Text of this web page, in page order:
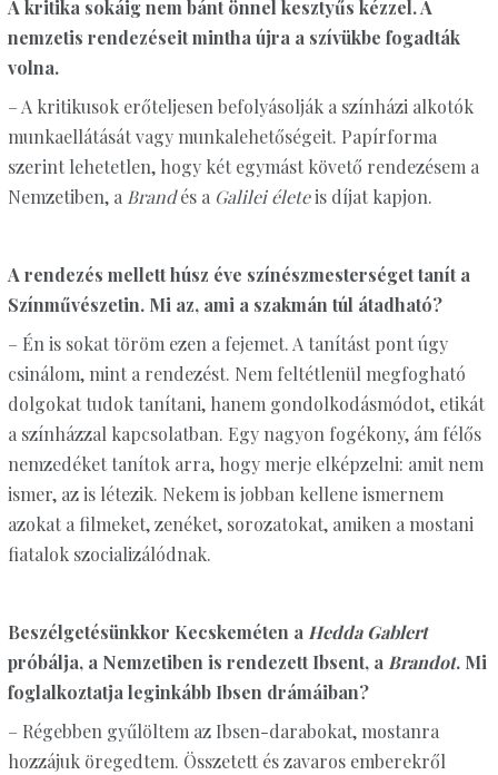
A kritika sokáig nem bánt önnel kesztyűs kézzel. A
nemzetis rendezéseit mintha újra a szívükbe fogadták
volna.
– A kritikusok erőteljesen befolyásolják a színházi alkotók
munkaellátását vagy munkalehetőségeit. Papírforma
szerint lehetetlen, hogy két egymást követő rendezésem a
Nemzetiben, a Brandés a Galilei életeis díjat kapjon.
A rendezés mellett húsz éve színészmesterséget tanít a
Színművészetin. Mi az, ami a szakmán túl átadható?
– Én is sokat töröm ezen a fejemet. A tanítást pont úgy
csinálom, mint a rendezést. Nem feltétlenül megfogható
dolgokat tudok tanítani, hanem gondolkodásmódot, etikát
a színházzal kapcsolatban. Egy nagyon fogékony, ám félős
nemzedéket tanítok arra, hogy merje elképzelni: amit nem
ismer, az is létezik. Nekem is jobban kellene ismernem
azokat a filmeket, zenéket, sorozatokat, amiken a mostani
fiatalok szocializálódnak.
Beszélgetésünkkor Kecskeméten a Hedda Gablert
próbálja, a Nemzetiben is rendezett Ibsent, a Brandot. Mi
foglalkoztatja leginkább Ibsen drámáiban?
– Régebben gyűlöltem az Ibsen-darabokat, mostanra
hozzájuk öregedtem. Összetett és zavaros emberekről